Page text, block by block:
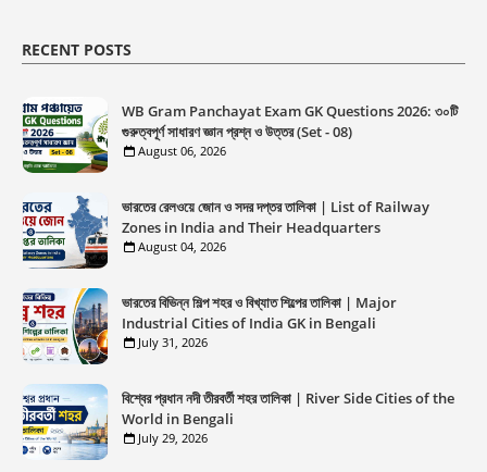
RECENT POSTS
WB Gram Panchayat Exam GK Questions 2026: ৩০টি
গুরুত্বপূর্ণ সাধারণ জ্ঞান প্রশ্ন ও উত্তর (Set - 08)
August 06, 2026
ভারতের রেলওয়ে জোন ও সদর দপ্তর তালিকা | List of Railway
Zones in India and Their Headquarters
August 04, 2026
ভারতের বিভিন্ন শিল্প শহর ও বিখ্যাত শিল্পের তালিকা | Major
Industrial Cities of India GK in Bengali
July 31, 2026
বিশ্বের প্রধান নদী তীরবর্তী শহর তালিকা | River Side Cities of the
World in Bengali
July 29, 2026